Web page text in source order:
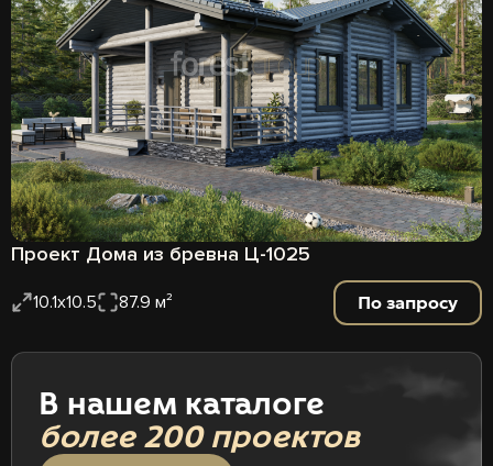
Проект Дома из бревна Ц-1025
10.1x10.5 87.9 м² По запросу
В нашем каталоге
более 200 проектов